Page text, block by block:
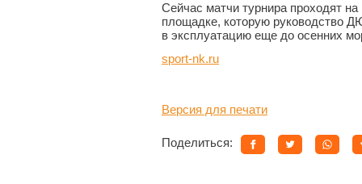
Сейчас матчи турнира проходят
площадке, которую руководство
в эксплуатацию еще до осенних
sport-nk.ru
Версия для печати
Поделиться: